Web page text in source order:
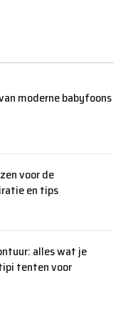
moderne babyfoons
voor de
en tips
alles wat je
tenten voor